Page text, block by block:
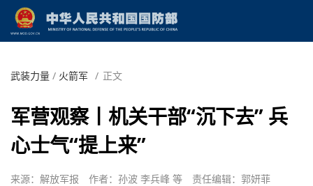
武装力量 / 火箭军 / 正文
军营观察丨机关干部“沉下去” 兵
心士气“提上来”
来源：解放军报 作者：孙波 李兵峰 等
责任编辑：郭妍菲